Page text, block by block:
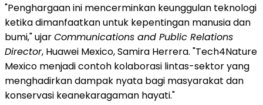
"Penghargaan ini mencerminkan keunggulan teknologi
ketika dimanfaatkan untuk kepentingan manusia dan
bumi," ujarCommunications and Public Relations
Director, Huawei Mexico, Samira Herrera. "Tech4Nature
Mexico menjadi contoh kolaborasi lintas-sektor yang
menghadirkan dampak nyata bagi masyarakat dan
konservasi keanekaragaman hayati."